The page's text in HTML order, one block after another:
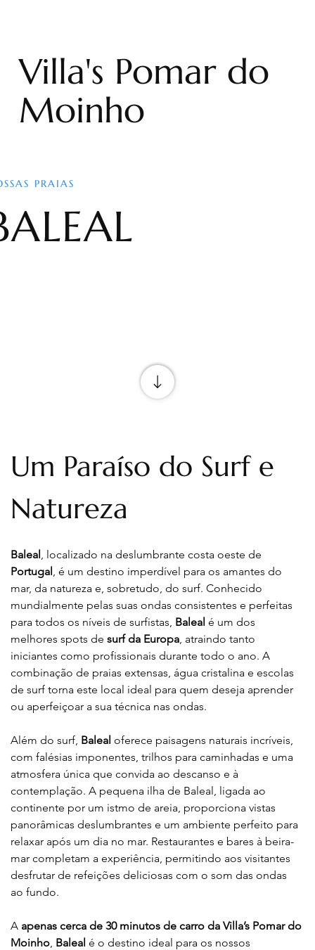
Villa's Pomar do
Moinho
PRAIAS
Um Paraíso do Surf e
Natureza
Baleal, localizado na deslumbrante costa oeste de
Portugal, é um destino imperdível para os amantes do
mar, da natureza e, sobretudo, do surf. Conhecido
mundialmente pelas suas ondas consistentes e perfeitas
para todos os níveis de surfistas, Baleal é um dos
melhores spots de surf da Europa, atraindo tanto
iniciantes como profissionais durante todo o ano. A
combinação de praias extensas, água cristalina e escolas
de surf torna este local ideal para quem deseja aprender
ou aperfeiçoar a sua técnica nas ondas.
Além do surf, Baleal oferece paisagens naturais incríveis,
com falésias imponentes, trilhos para caminhadas e uma
atmosfera única que convida ao descanso e à
contemplação. A pequena ilha de Baleal, ligada ao
continente por um istmo de areia, proporciona vistas
panorâmicas deslumbrantes e um ambiente perfeito para
relaxar após um dia no mar. Restaurantes e bares à beira-
mar completam a experiência, permitindo aos visitantes
desfrutar de refeições deliciosas com o som das ondas
ao fundo.
A apenas cerca de 30 minutos de carro da Villa’s Pomar do
Moinho, Baleal é o destino ideal para os nossos